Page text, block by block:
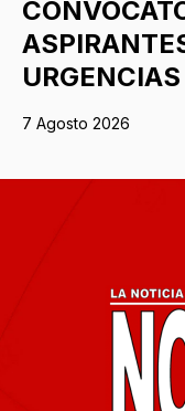
7 Agosto 2026